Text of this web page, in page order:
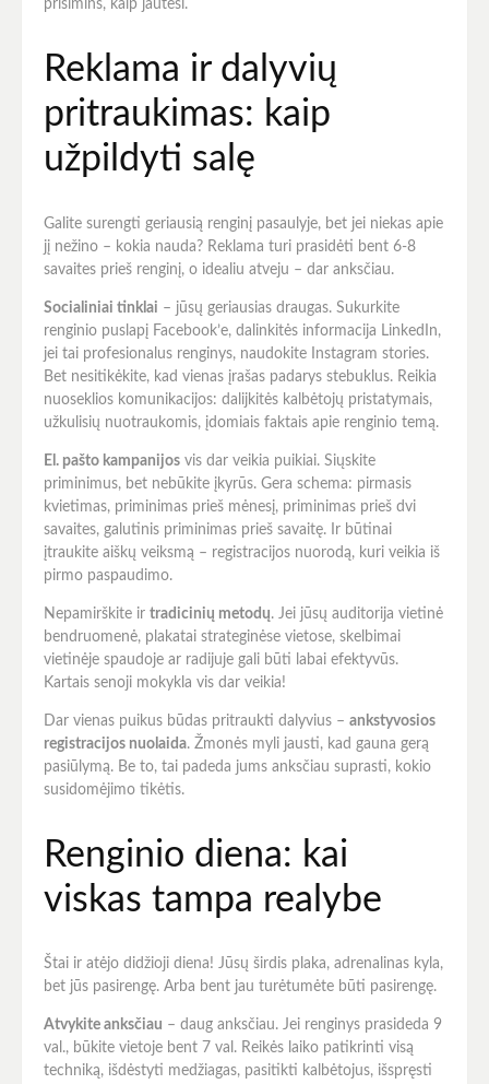
prisimins, kaip jautėsi.
Reklama ir dalyvių
pritraukimas: kaip
užpildyti salę
Galite surengti geriausią renginį pasaulyje, bet jei niekas apie
jį nežino – kokia nauda? Reklama turi prasidėti bent 6-8
savaites prieš renginį, o idealiu atveju – dar anksčiau.
Socialiniai tinklai – jūsų geriausias draugas. Sukurkite
renginio puslapį Facebook’e, dalinkitės informacija LinkedIn,
jei tai profesionalus renginys, naudokite Instagram stories.
Bet nesitikėkite, kad vienas įrašas padarys stebuklus. Reikia
nuoseklios komunikacijos: dalijkitės kalbėtojų pristatymais,
užkulisių nuotraukomis, įdomiais faktais apie renginio temą.
El. pašto kampanijos vis dar veikia puikiai. Siųskite
priminimus, bet nebūkite įkyrūs. Gera schema: pirmasis
kvietimas, priminimas prieš mėnesį, priminimas prieš dvi
savaites, galutinis priminimas prieš savaitę. Ir būtinai
įtraukite aiškų veiksmą – registracijos nuorodą, kuri veikia iš
pirmo paspaudimo.
Nepamirškite ir tradicinių metodų. Jei jūsų auditorija vietinė
bendruomenė, plakatai strateginėse vietose, skelbimai
vietinėje spaudoje ar radijuje gali būti labai efektyvūs.
Kartais senoji mokykla vis dar veikia!
Dar vienas puikus būdas pritraukti dalyvius – ankstyvosios
registracijos nuolaida. Žmonės myli jausti, kad gauna gerą
pasiūlymą. Be to, tai padeda jums anksčiau suprasti, kokio
susidomėjimo tikėtis.
Renginio diena: kai
viskas tampa realybe
Štai ir atėjo didžioji diena! Jūsų širdis plaka, adrenalinas kyla,
bet jūs pasirengę. Arba bent jau turėtumėte būti pasirengę.
Atvykite anksčiau – daug anksčiau. Jei renginys prasideda 9
val., būkite vietoje bent 7 val. Reikės laiko patikrinti visą
techniką, išdėstyti medžiagas, pasitikti kalbėtojus, išspręsti